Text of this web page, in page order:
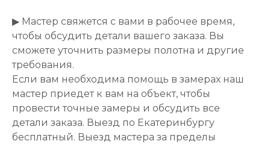
▶ Мастер свяжется с вами в рабочее время,
чтобы обсудить детали вашего заказа. Вы
сможете уточнить размеры полотна и другие
требования.
Если вам необходима помощь в замерах наш
мастер приедет к вам на объект, чтобы
провести точные замеры и обсудить все
детали заказа. Выезд по Екатеринбургу
бесплатный. Выезд мастера за пределы